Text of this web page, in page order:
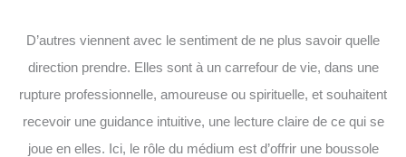
D’autres viennent avec le sentiment de ne plus savoir quelle
direction prendre. Elles sont à un carrefour de vie, dans une
rupture professionnelle, amoureuse ou spirituelle, et souhaitent
recevoir une guidance intuitive, une lecture claire de ce qui se
joue en elles. Ici, le rôle du médium est d’offrir une boussole